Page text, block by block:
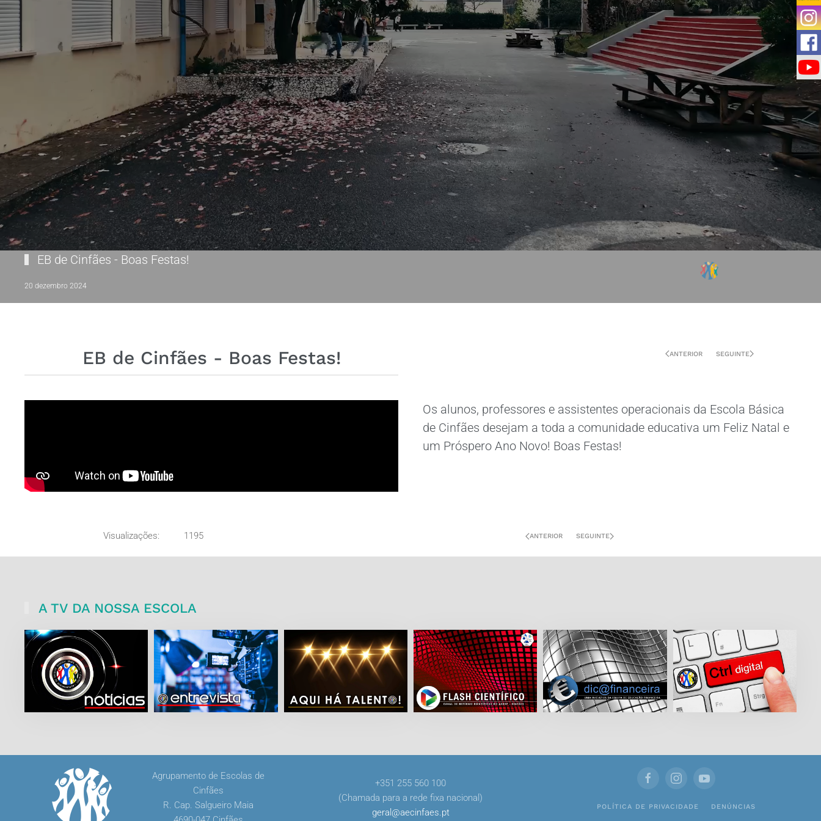
EB de Cinfães - Boas Festas!
20 dezembro 2024
EB de Cinfães - Boas Festas! ANTERIOR SEGUINTE
Os alunos, professores e assistentes operacionais da Escola Básica
de Cinfães desejam a toda a comunidade educativa um Feliz Natal e
um Próspero Ano Novo! Boas Festas!
Visualizações: 1195 ANTERIOR SEGUINTE
A TV DA NOSSA ESCOLA
Agrupamento de Escolas de
Cinfães
R. Cap. Salgueiro Maia
+351 255 560 100
(Chamada para a rede fixa nacional)
geral @aecinfaes.pt
POLÍTICA DE PRIVACIDADE DENÚNCIAS